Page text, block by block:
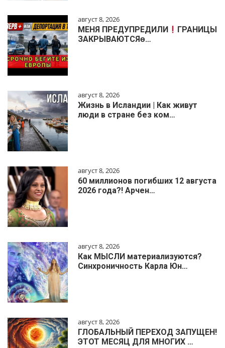
август 8, 2026
МЕНЯ ПРЕДУПРЕДИЛИ
ГРАНИЦЫ
ЗАКРЫВАЮТСЯɵ…
август 8, 2026
Жизнь в Исландии | Как живут
люди в стране без ком…
август 8, 2026
60 миллионов погибших 12 августа
2026 года?! Арчен…
август 8, 2026
Как МЫСЛИ материализуются?
Синхроничность Карла Юн…
август 8, 2026
ГЛОБАЛЬНЫЙ ПЕРЕХОД ЗАПУЩЕН!
ЭТОТ МЕСЯЦ ДЛЯ МНОГИХ …